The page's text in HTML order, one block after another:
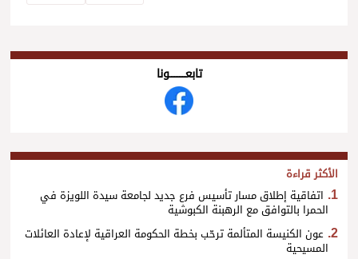
تابعــــــــــونا
الأكثر قراءة
اتفاقية إطلاق مسار تأسيس فرع جديد لجامعة سيدة اللويزة في
الحمرا بالتوافق مع الرهبنة الكبوشية
عون الكنيسة المتألمة ترحّب بخطة الحكومة العراقية لإعادة العائلات
المسيحية